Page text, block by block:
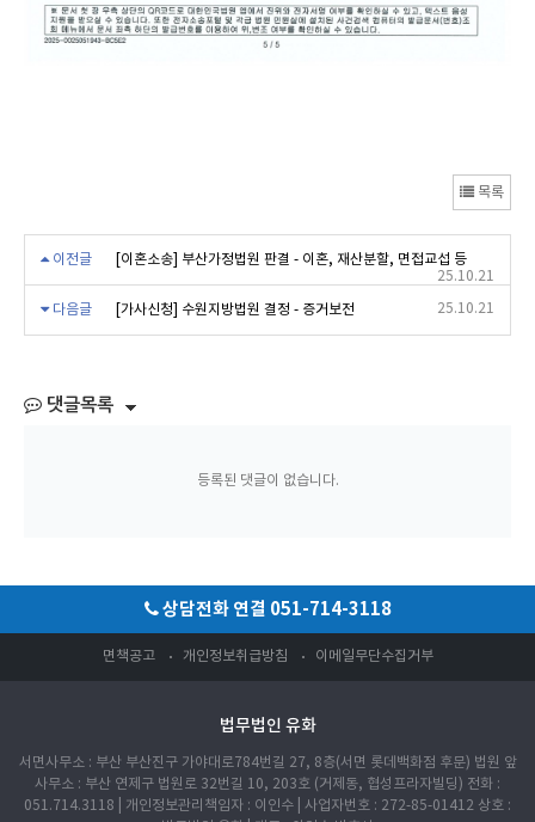
목록
이전글
[이혼소송] 부산가정법원 판결 - 이혼, 재산분할, 면접교섭 등
25.10.21
다음글 [가사신청] 수원지방법원 결정 - 증거보전 25.10.21
댓글목록
등록된 댓글이 없습니다.
상담전화 연결 051-714-3118
면책공고 개인정보취급방침 이메일무단수집거부
법무법인 유화
서면사무소 : 부산 부산진구 가야대로784번길 27, 8층(서면 롯데백화점 후문) 법원 앞
사무소 : 부산 연제구 법원로 32번길 10, 203호 (거제동, 협성프라자빌딩) 전화 :
051.714.3118 | 개인정보관리책임자 : 이인수 | 사업자번호 : 272-85-01412 상호 :